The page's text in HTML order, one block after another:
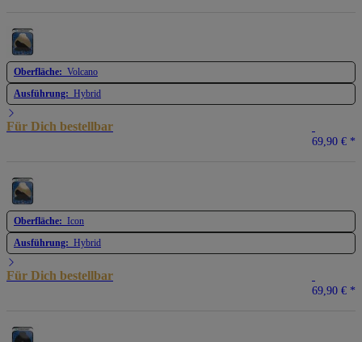
Oberfläche: Volcano
Ausführung: Hybrid
Für Dich bestellbar
69,90 € *
Oberfläche: Icon
Ausführung: Hybrid
Für Dich bestellbar
69,90 € *